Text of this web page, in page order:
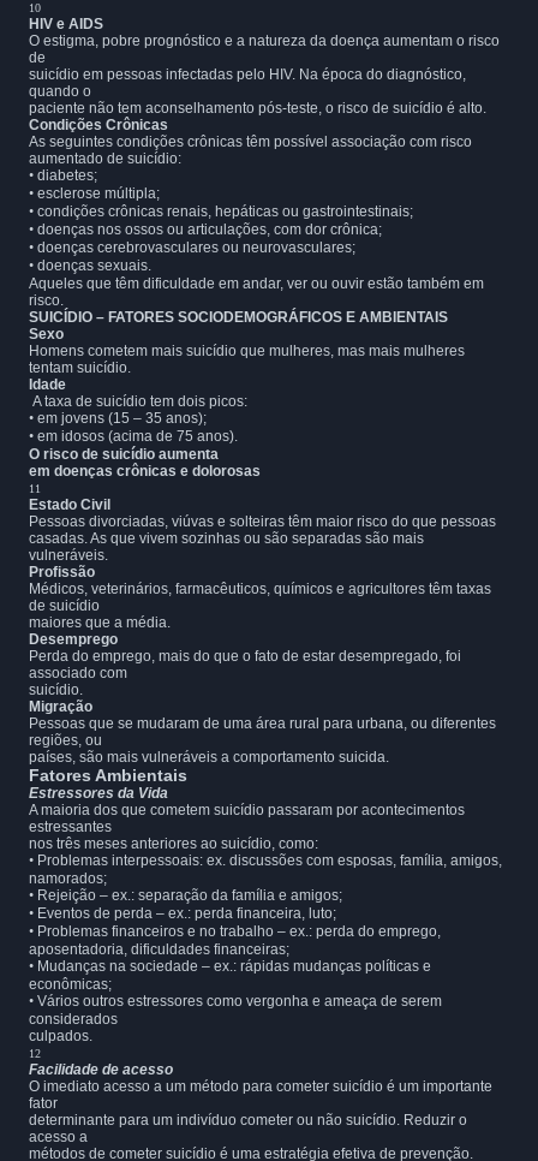
10
HIV e AIDS
O estigma, pobre prognóstico e a natureza da doença aumentam o risco
de
suicídio em pessoas infectadas pelo HIV. Na época do diagnóstico,
quando o
paciente não tem aconselhamento pós-teste, o risco de suicídio é alto.
Condições Crônicas
As seguintes condições crônicas têm possível associação com risco
aumentado de suicídio:
• diabetes;
• esclerose múltipla;
• condições crônicas renais, hepáticas ou gastrointestinais;
• doenças nos ossos ou articulações, com dor crônica;
• doenças cerebrovasculares ou neurovasculares;
• doenças sexuais.
Aqueles que têm dificuldade em andar, ver ou ouvir estão também em
risco.
SUICÍDIO – FATORES SOCIODEMOGRÁFICOS E AMBIENTAIS
Sexo
Homens cometem mais suicídio que mulheres, mas mais mulheres
tentam suicídio.
Idade
A taxa de suicídio tem dois picos:
• em jovens (15 – 35 anos);
• em idosos (acima de 75 anos).
O risco de suicídio aumenta
em doenças crônicas e dolorosas
11
Estado Civil
Pessoas divorciadas, viúvas e solteiras têm maior risco do que pessoas
casadas. As que vivem sozinhas ou são separadas são mais
vulneráveis.
Profissão
Médicos, veterinários, farmacêuticos, químicos e agricultores têm taxas
de suicídio
maiores que a média.
Desemprego
Perda do emprego, mais do que o fato de estar desempregado, foi
associado com
suicídio.
Migração
Pessoas que se mudaram de uma área rural para urbana, ou diferentes
regiões, ou
países, são mais vulneráveis a comportamento suicida.
Fatores Ambientais
Estressores da Vida
A maioria dos que cometem suicídio passaram por acontecimentos
estressantes
nos três meses anteriores ao suicídio, como:
• Problemas interpessoais: ex. discussões com esposas, família, amigos,
namorados;
• Rejeição – ex.: separação da família e amigos;
• Eventos de perda – ex.: perda financeira, luto;
• Problemas financeiros e no trabalho – ex.: perda do emprego,
aposentadoria, dificuldades financeiras;
• Mudanças na sociedade – ex.: rápidas mudanças políticas e
econômicas;
• Vários outros estressores como vergonha e ameaça de serem
considerados
culpados.
12
Facilidade de acesso
O imediato acesso a um método para cometer suicídio é um importante
fator
determinante para um indivíduo cometer ou não suicídio. Reduzir o
acesso a
métodos de cometer suicídio é uma estratégia efetiva de prevenção.